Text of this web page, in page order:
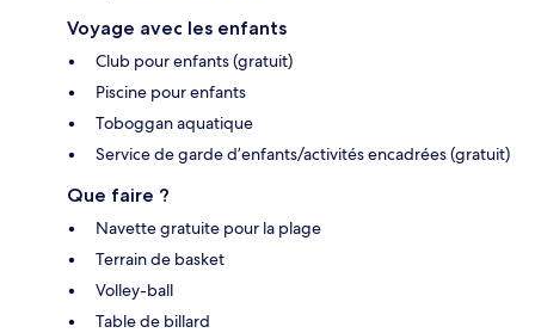
Voyage avec les enfants
Club pour enfants (gratuit)
Piscine pour enfants
Toboggan aquatique
Service de garde d’enfants/activités encadrées (gratuit)
Que faire ?
Navette gratuite pour la plage
Terrain de basket
Volley-ball
Table de billard